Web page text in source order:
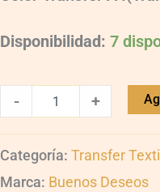
Disponibilidad: 7
- +
Categoría: Transfer
Marca: Buenos Deseos